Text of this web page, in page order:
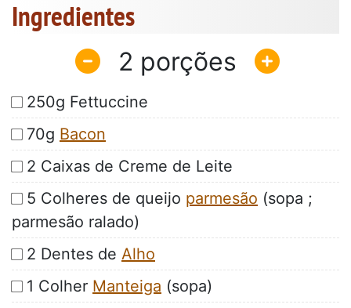
Ingredientes
2
250g Fettuccine
70g Bacon
2 Caixas de Creme de Leite
5 Colheres de queijo parmesão (sopa ;
parmesão ralado)
2 Dentes de Alho
1 Colher Manteiga (sopa)